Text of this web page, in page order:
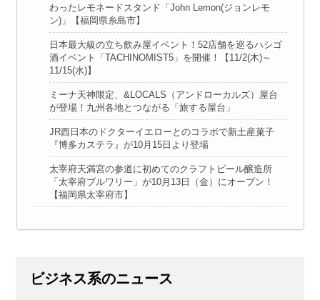
わったレモネードスタンド「John Lemon(ジョンレモ
ン)」【福岡県糸島市】
日本最大級の立ち飲み屋イベント！52店舗を巡るハシゴ
酒イベント「TACHINOMIST5」を開催！【11/2(木)～
11/15(水)】
ミーナ天神限定、&LOCALS（アンドローカルズ）屋台
が登場！九州各地とつながる「旅する屋台」
JR西日本のドクターイエローとのコラボで新土産菓子
『博多カステラ』が10月15日より登場
太宰府天満宮の参道に初めてのクラフトビール醸造所
「太宰府ブルワリー」が10月13日（金）にオープン！
【福岡県太宰府市】
ビジネス系のニュース